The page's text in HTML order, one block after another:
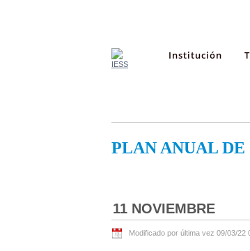
Institución
PLAN ANUAL
11 NOVIEMBRE
Modificado por última vez 09/03/22